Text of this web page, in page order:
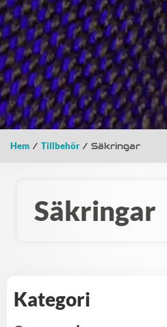
Hem / Tillbehör/ Säkringar
Säkringar
Kategori